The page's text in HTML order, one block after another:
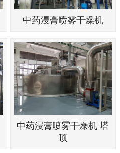
中药浸膏喷雾干燥机
中药浸膏喷雾干燥机 塔
顶